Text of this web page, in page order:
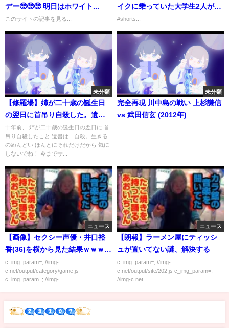
デー🥺🥺🥺 明日はホワイト...
このサイトの記事を見る...
イクに乗っていた大学生2人が死
傷 20220706
#shorts...
未分類
【修羅場】姉が二十歳の誕生日
の翌日に首吊り自殺した。遺書
は生きるのめんどいほんとにそ
れだけだから気にしないでね！
今までサンキュー
十年前、 姉が二十歳の誕生日の翌日に 首
吊り自殺したこと 遺書は「自殺。生きる
のめんどい ほんとにそれだけだから 気に
しないでね！ 今までサ...
未分類
完全再現 川中島の戦い 上杉謙信
vs 武田信玄 (2012年)
ニュース
【画像】セクシー声優・井口裕
香(36)を横から見た結果ｗｗｗｗ
ｗ
c_img_param=; //img-
c.net/output/category/game.js
c_img_param=; //img-...
ニュース
【朗報】ラーメン屋にティッシ
ュが置いてない謎、解決する
c_img_param=; //img-
c.net/output/site/202.js c_img_param=;
//img-c.net...